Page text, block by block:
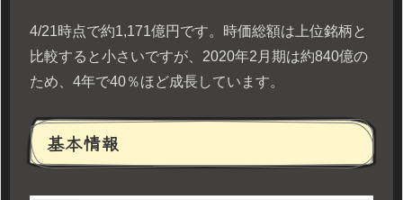
4/21時点で約1,171億円です。時価総額は上位銘柄と
比較すると小さいですが、2020年2月期は約840億の
ため、4年で40％ほど成長しています。
基本情報